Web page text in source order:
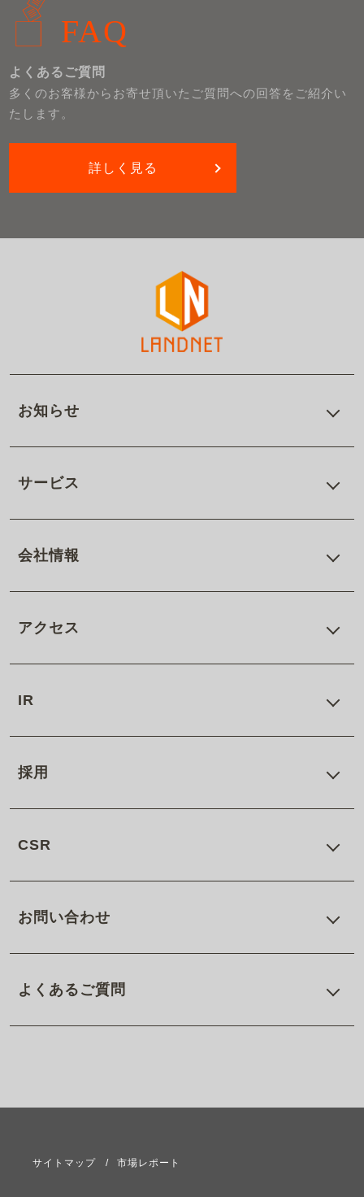
FAQ
よくあるご質問
多くのお客様からお寄せ頂いたご質問への回答をご紹介い
たします。
詳しく見る
お知らせ
サービス
会社情報
アクセス
IR
採用
CSR
お問い合わせ
よくあるご質問
サイトマップ 市場レポート